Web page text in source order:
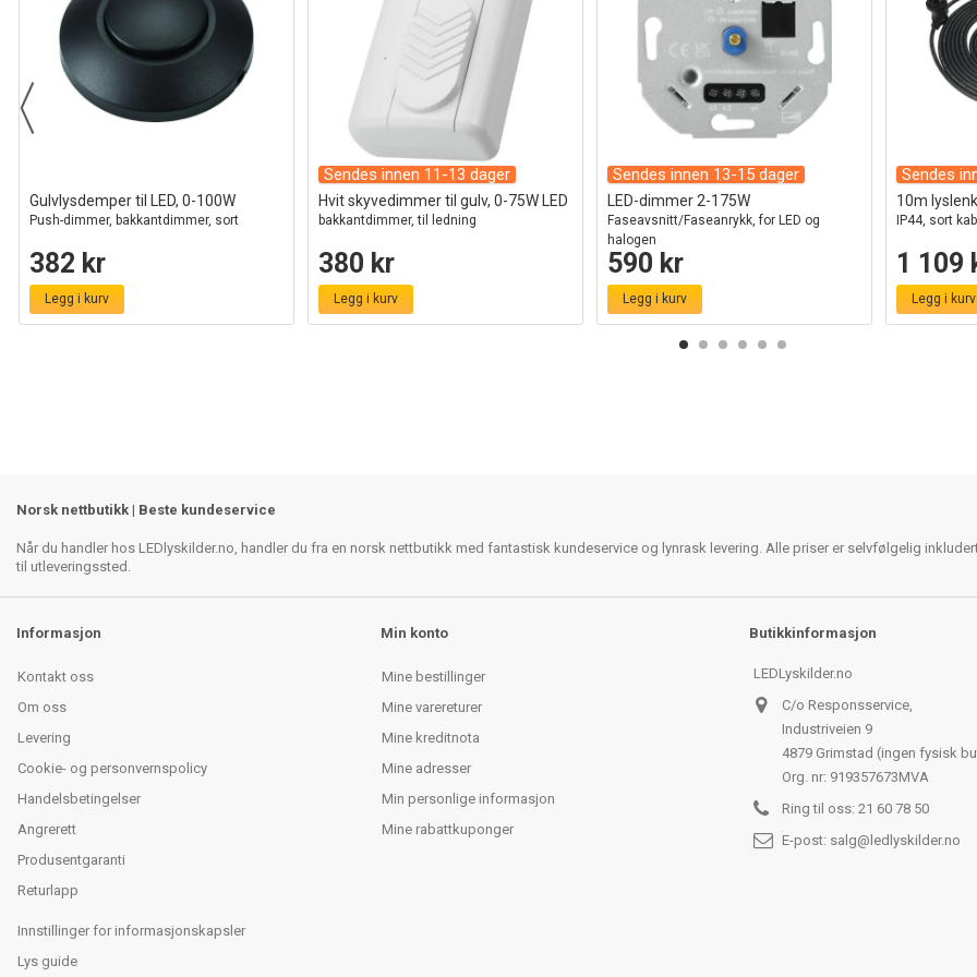
Gulvlysdemper til LED, 0-100W
Push-dimmer, bakkantdimmer, sort
382 kr
Legg i kurv
Sendes innen 11-13 dager
Hvit skyvedimmer til gulv, 0-75W LED
bakkantdimmer, til ledning
380 kr
Legg i kurv
Sendes innen 13-15 dager
LED-dimmer 2-175W
Faseavsnitt/Faseanrykk, for LED og
halogen
590 kr
Legg i kurv
Sendes
10m
IP44, sort
1 109
Legg i kurv
Norsk nettbutikk | Beste kundeservice
Når du handler hos LEDlyskilder.no, handler du fra en norsk nettbutikk med fantastisk kundeservice og lynrask levering. Alle priser er selvfølgelig
til utleveringssted.
Informasjon
Kontakt oss
Om oss
Levering
Cookie- og personvernspolicy
Handelsbetingelser
Angrerett
Produsentgaranti
Returlapp
Innstillinger for informasjonskapsler
Lys guide
Min konto
Mine bestillinger
Mine varereturer
Mine kreditnota
Mine adresser
Min personlige informasjon
Mine rabattkuponger
Butikkinformasjon
LEDLyskilder.no
C/o Responsservice,
Industriveien 9
4879 Grimstad (ingen fysisk
Org. nr: 919357673MVA
Ring til oss: 21 60 78 50
E-post: salg@ledlyskilder.no